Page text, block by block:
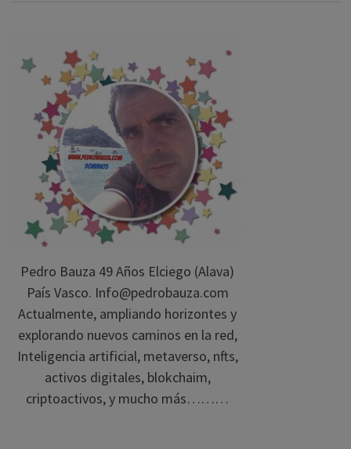
Pedro Bauza 49 Años Elciego (Alava)
País Vasco. Info@pedrobauza.com
Actualmente, ampliando horizontes y
explorando nuevos caminos en la red,
Inteligencia artificial, metaverso, nfts,
activos digitales, blokchaim,
criptoactivos, y mucho más………